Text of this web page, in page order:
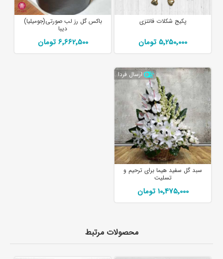
پکیج شکلات فانتزی
5٬250٬000 تومان
باکس گل رز لب صورتی(جومیلیا)
دیبا
6٬662٬500 تومان
ارسال فردا
سبد گل سفید هیما برای ترحیم و
تسلیت
10٬475٬000 تومان
محصولات مرتبط